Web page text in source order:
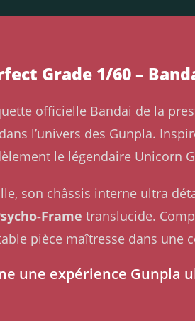
Grade 1/60 –
officielle Bandai de la
l’univers des Gunpla.
le légendaire Unicorn
son châssis interne ultra
Frame translucide.
pièce maîtresse dans une
une expérience Gunpla